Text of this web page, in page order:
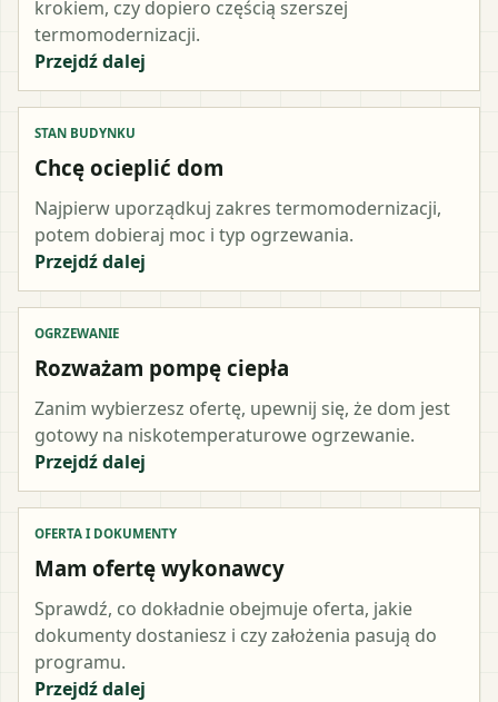
krokiem, czy dopiero częścią szerszej
termomodernizacji.
Przejdź dalej
STAN BUDYNKU
Chcę ocieplić dom
Najpierw uporządkuj zakres termomodernizacji,
potem dobieraj moc i typ ogrzewania.
Przejdź dalej
OGRZEWANIE
Rozważam pompę ciepła
Zanim wybierzesz ofertę, upewnij się, że dom jest
gotowy na niskotemperaturowe ogrzewanie.
Przejdź dalej
OFERTA I DOKUMENTY
Mam ofertę wykonawcy
Sprawdź, co dokładnie obejmuje oferta, jakie
dokumenty dostaniesz i czy założenia pasują do
programu.
Przejdź dalej